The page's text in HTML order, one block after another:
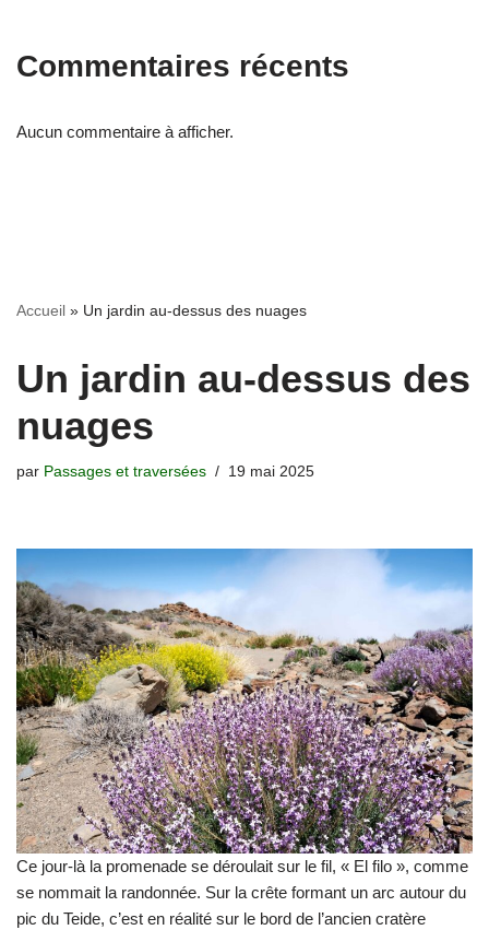
Commentaires récents
Aucun commentaire à afficher.
Accueil » Un jardin au-dessus des nuages
Un jardin au-dessus des
nuages
par Passages et traversées 19 mai 2025
Ce jour-là la promenade se déroulait sur le fil, « El filo », comme
se nommait la randonnée. Sur la crête formant un arc autour du
pic du Teide, c’est en réalité sur le bord de l’ancien cratère